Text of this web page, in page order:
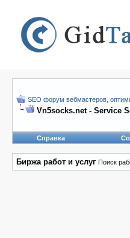
SEO форум вебмастеров,
Vn5socks.net - Service
Справка
Биржа работ и услуг Поиск